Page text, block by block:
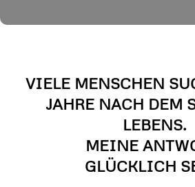
VIELE MENSCHEN
JAHRE NACH DEM
LEBENS.
MEINE
GLÜCKLICH